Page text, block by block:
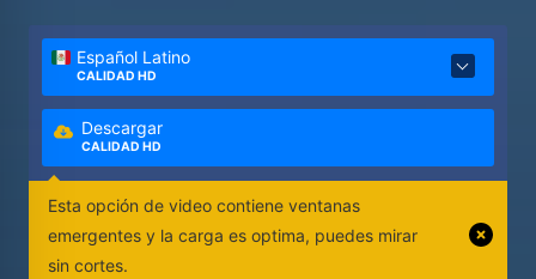
Español Latino
CALIDAD HD
Descargar
CALIDAD HD
Esta opción de video contiene ventanas
emergentes y la carga es optima, puedes mirar
sin cortes.